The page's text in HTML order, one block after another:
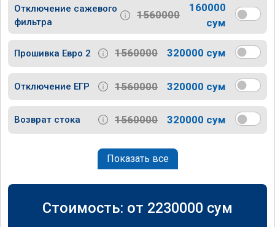
Отключение сажевого
фильтра
1560000
160000
сум
Прошивка Евро 2 1560000 320000 сум
Отключение ЕГР 1560000 320000 сум
Возврат стока 1560000 320000 сум
Показать все
Стоимость: от 2230000 сум